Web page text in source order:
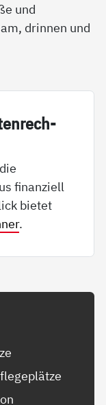
und
drinnen und
finanziell
bietet
.